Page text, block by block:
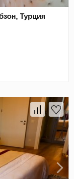
Турция